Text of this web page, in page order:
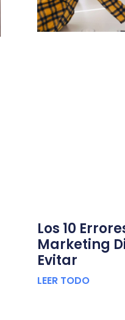
Los 10
Marketing
Evitar
LEER TODO